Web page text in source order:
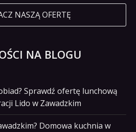
NASZĄ OFERTĘ
NA BLOGU
Sprawdź ofertę lunchową
Lido w Zawadzkim
Domowa kuchnia w